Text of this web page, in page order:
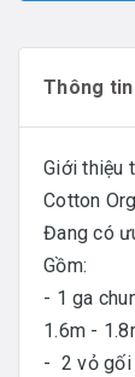
Thông tin
Giới thiệu
Cotton
Đang có
Gồm:
- 1 ga
1.6m -
- 2 vỏ gối